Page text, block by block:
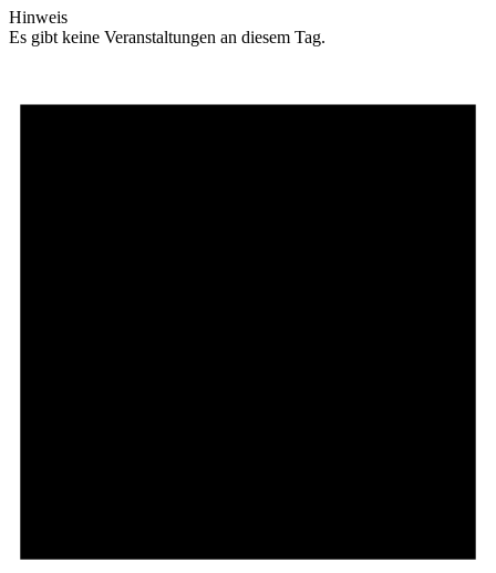
Hinweis
Es gibt keine Veranstaltungen an diesem Tag.